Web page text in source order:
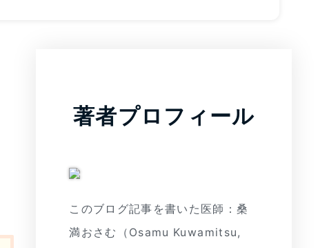
著者プロフィール
このブログ記事を書いた医師：桑
満おさむ（Osamu Kuwamitsu,